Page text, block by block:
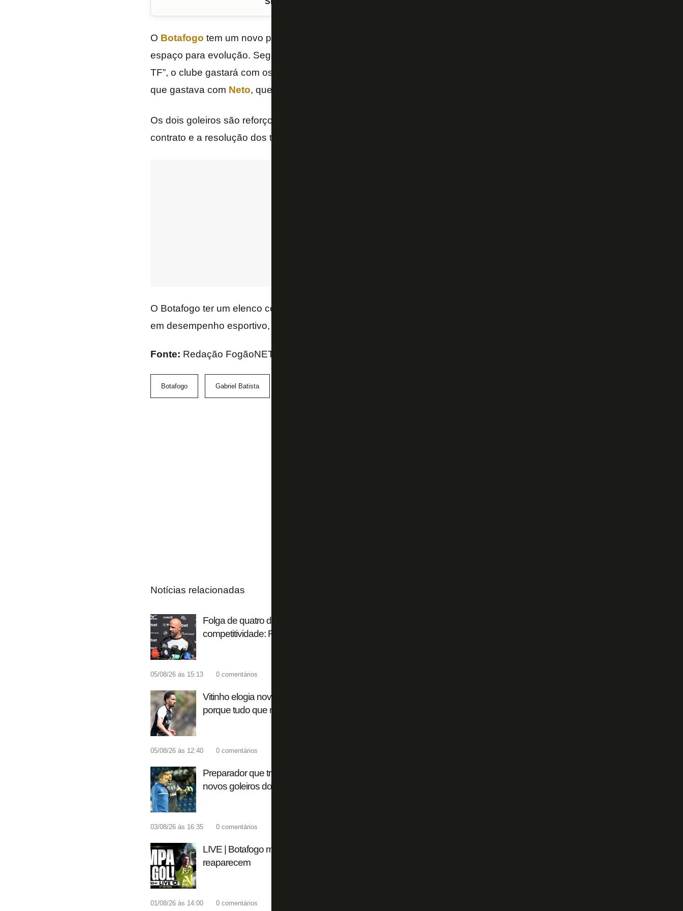
O Botafogo tem um novo perfil de contratações: jogadores com fome de vencer e
espaço para evolução. Segundo informação do jornalista Thiago Franklin, do “Canal do
TF”, o clube gastará com os goleiros
que gastava com Neto, que rescindiu o contrato amigavelmente.
Os dois goleiros são reforços encaminhados no Botafogo, faltando a assinatura do
contrato e a resolução dos transfer bans.
O Botafogo ter um elenco competitivo dentro da nova realidade financeira, pensando
em desempenho esportivo, valorização e lucro futuro.
Fonte: Redação FogãoNET e Canal do TF
Botafogo Gabriel Batista
Notícias relacionadas
Folga de quatro dias, título brasileiro 'impossível', ambição na Sul-Americana e
competitividade: Franclim abre o jogo no Botafogo
05/08/26 às 15:13 0 comentários
Vitinho elogia nova gestão: 'Sabemos um pouco do plano do Botafogo. Fico feliz
porque tudo que nos falam está acontecendo'
05/08/26 às 12:40 0 comentários
Preparador que trabalhou com Gabriel Batista e Warleson destaca qualidades dos
novos goleiros do Botafogo e fala até em Seleção Brasileira
03/08/26 às 16:35 0 comentários
LIVE | Botafogo muda todos os goleiros nessa janela; Allan e Júnior Santos
reaparecem
01/08/26 às 14:00 0 comentários